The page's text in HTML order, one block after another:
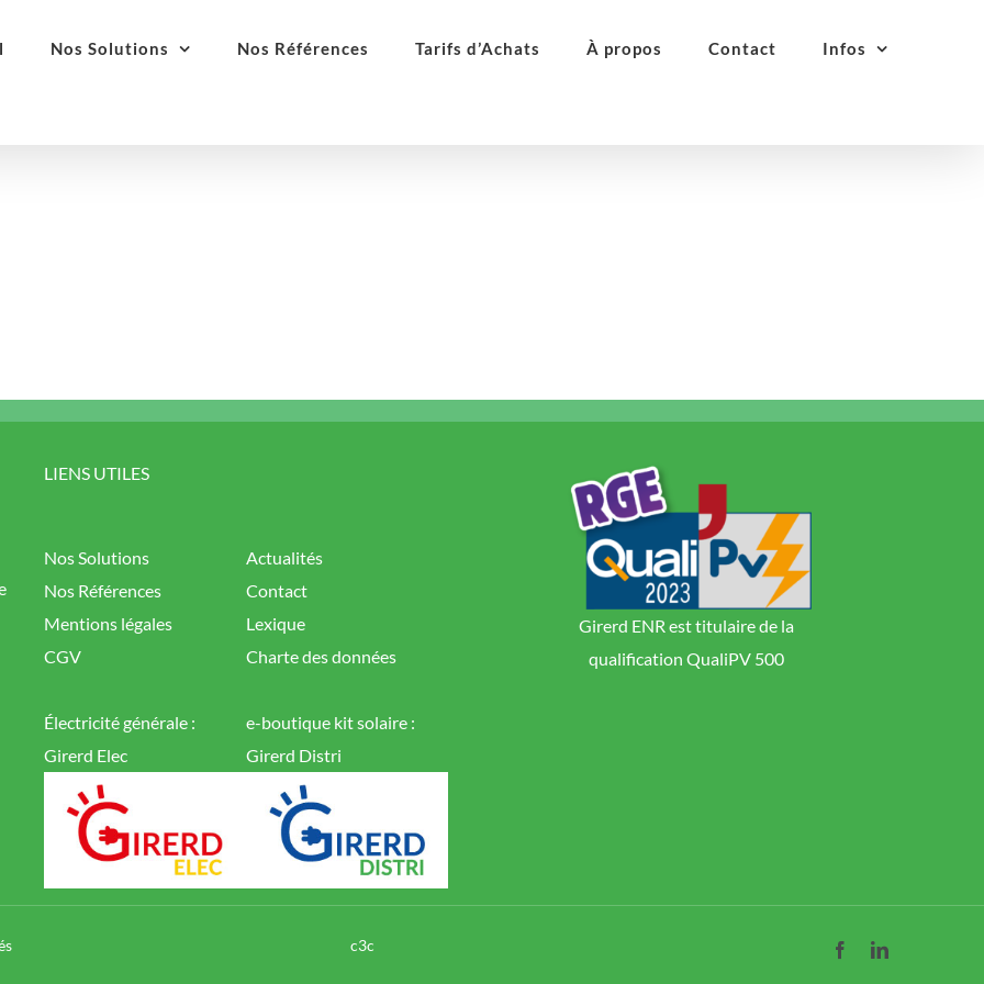
Nos Solutions Nos Références Tarifs d’Achats À propos Contact Infos
LIENS UTILES
Nos Solutions
Nos Références
Mentions légales
CGV
Électricité générale :
Girerd Elec
Actualités
Contact
Lexique
Charte des données
e-boutique kit solaire :
Girerd Distri
Girerd ENR est titulaire de la
qualification QualiPV 500
c3c FacebookLinkedIn